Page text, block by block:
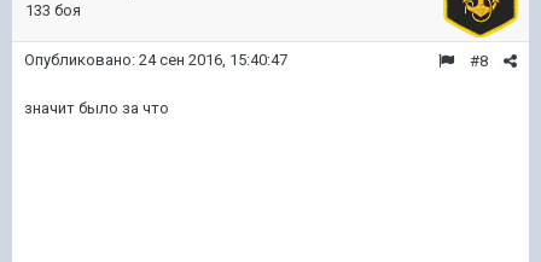
133 боя
#8
Опубликовано: 24 сен 2016, 15:40:47
значит было за что